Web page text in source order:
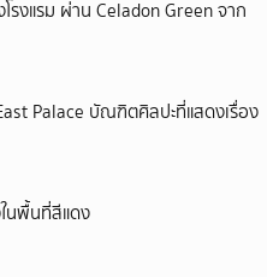
รงแรม ผ่าน Celadon Green จาก
Palace บัณฑิตศิลปะที่แสดงเรื่อง
นพื้นที่สีแดง